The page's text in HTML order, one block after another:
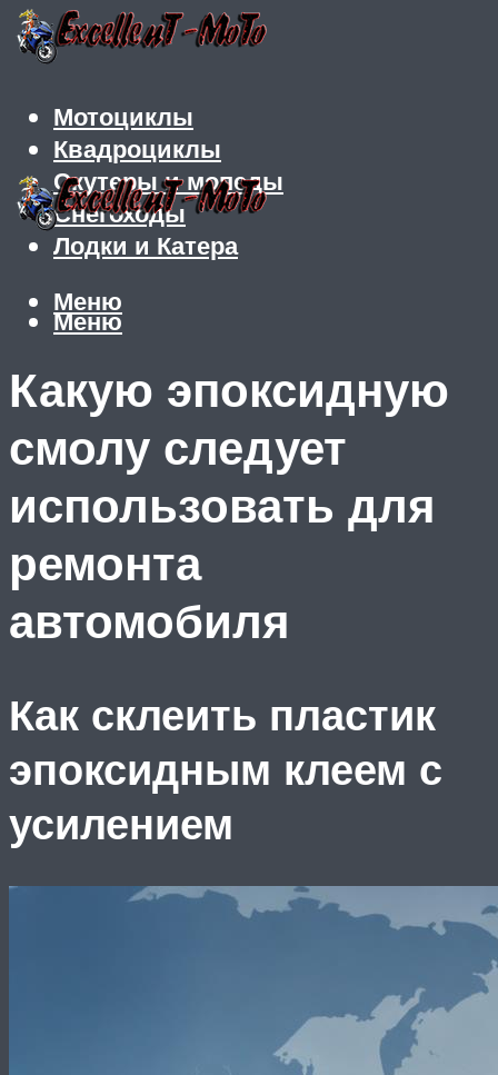
Мотоциклы
Квадроциклы
Скутеры и мопеды
Снегоходы
Лодки и Катера
Меню
Меню
Какую эпоксидную
смолу следует
использовать для
ремонта
автомобиля
Как склеить пластик
эпоксидным клеем с
усилением